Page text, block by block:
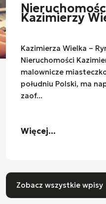
Kazimierzy
Kazimierza Wielka –
Nieruchomości
malownicze
południu Polski, ma
zaof...
Więcej...
Zobacz wszystkie wpisy